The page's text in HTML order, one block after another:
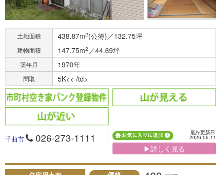
土地面積 438.87m2(公簿)／132.75坪
建物面積 147.75m2 ／44.69坪
築年月 1970年
間取 5K<< /td>
千曲市 026-273-1111 最終更新日
2026.06.11
▶詳しく見る